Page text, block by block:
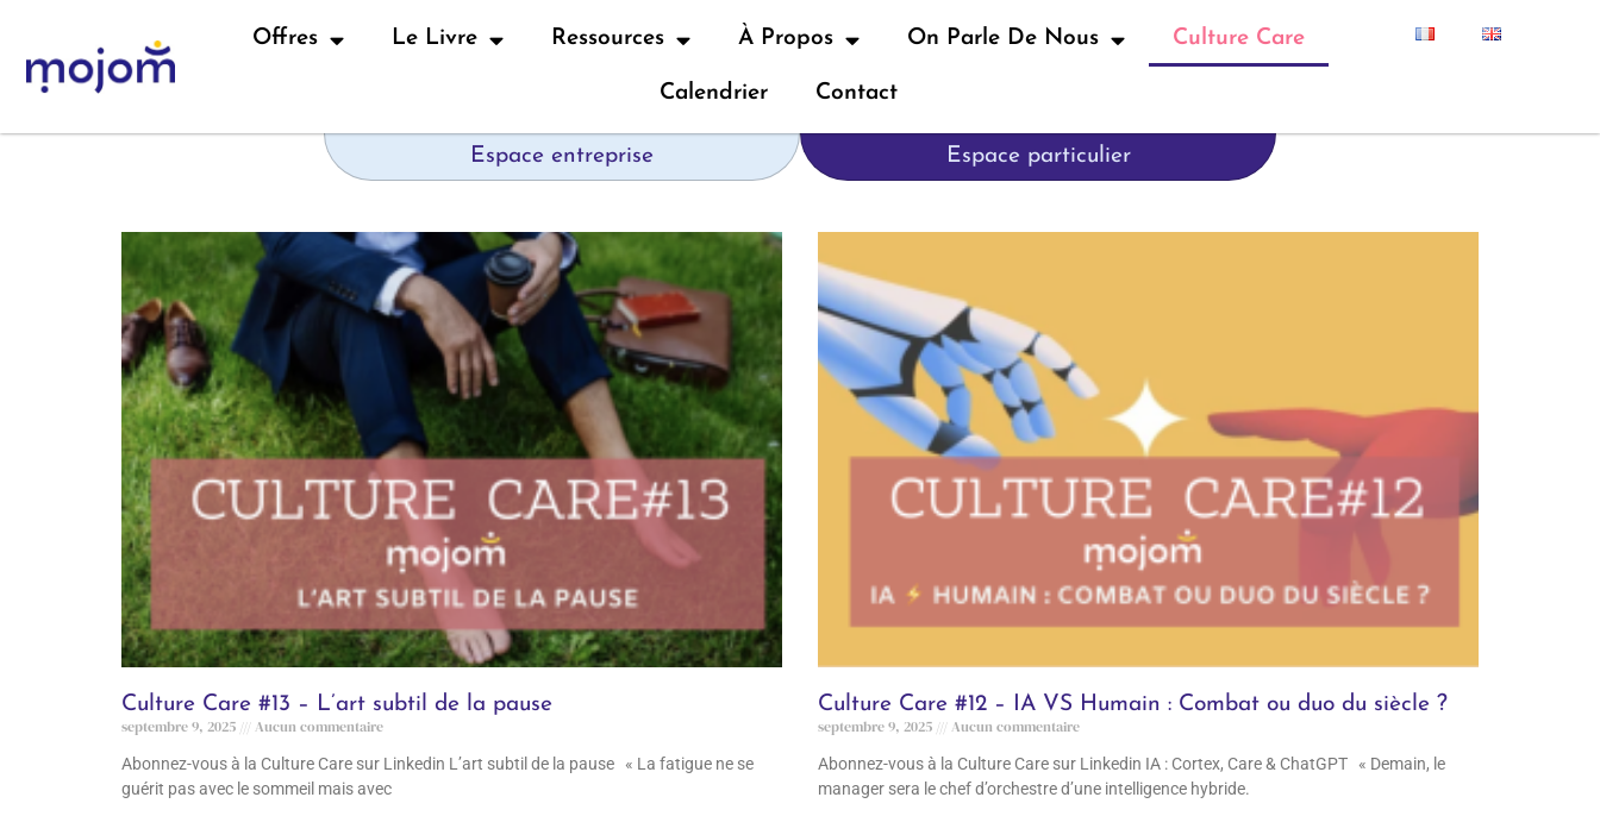
Offres Le Livre Ressources À Propos On Parle De Nous Culture Care
Calendrier Contact
Espace entreprise Espace particulier
Culture Care #13 – L’art subtil de la pause
septembre 9, 2025
Aucun commentaire
Abonnez-vous à la Culture Care sur Linkedin L’art subtil de la pause « La fatigue ne se
guérit pas avec le sommeil mais avec
Culture Care #12 – IA VS Humain : Combat ou duo du siècle ?
septembre 9, 2025
Aucun commentaire
Abonnez-vous à la Culture Care sur Linkedin IA : Cortex, Care & ChatGPT « Demain, le
manager sera le chef d’orchestre d’une intelligence hybride.